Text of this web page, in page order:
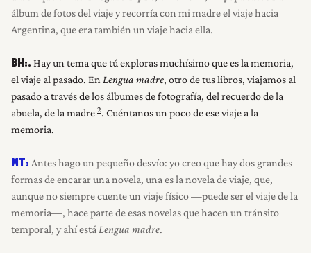
álbum de fotos del viaje y recorría con mi madre el viaje hacia
Argentina, que era también un viaje hacia ella.
BH:. Hay un tema que tú exploras muchísimo que es la memoria,
el viaje al pasado. En Lengua madre, otro de tus libros, viajamos al
pasado a través de los álbumes de fotografía, del recuerdo de la
abuela, de la madre 2. Cuéntanos un poco de ese viaje a la
memoria.
MT: Antes hago un pequeño desvío: yo creo que hay dos grandes
formas de encarar una novela, una es la novela de viaje, que,
aunque no siempre cuente un viaje físico —puede ser el viaje de la
memoria—, hace parte de esas novelas que hacen un tránsito
temporal, y ahí está Lengua madre.